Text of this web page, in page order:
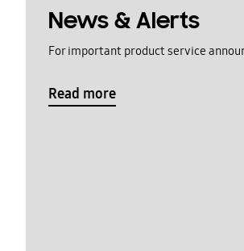
News & Alerts
For important product service
Read more